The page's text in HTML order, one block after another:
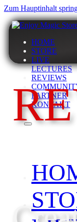
Zum Hauptinhalt
HOME
STORE
LIVE
LECTURES
REVIEWS
PARTNER
KONTAKT